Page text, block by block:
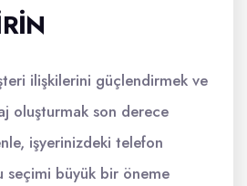
ilişkilerini güçlendirmek ve
oluşturmak son derece
işyerinizdeki telefon
seçimi büyük bir öneme